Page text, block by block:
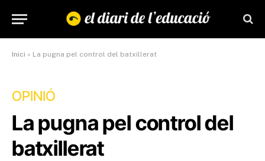
Inici » La pugna pel control del batxillerat
OPINIÓ
La pugna pel control del
batxillerat